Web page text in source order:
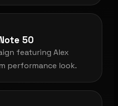
50
featuring Alex
performance look.